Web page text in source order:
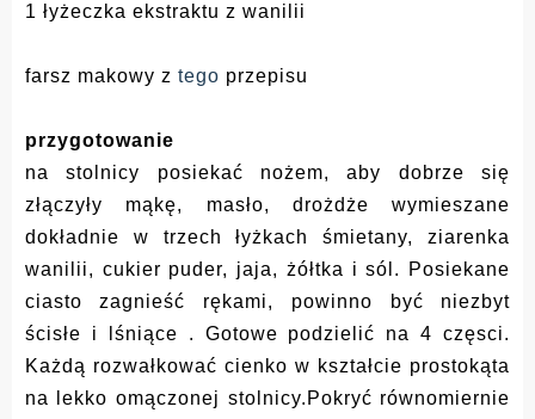
1 łyżeczka ekstraktu z wanilii
farsz makowy z tego przepisu
przygotowanie
na stolnicy posiekać nożem, aby dobrze się
złączyły mąkę, masło, drożdże wymieszane
dokładnie w trzech łyżkach śmietany, ziarenka
wanilii, cukier puder, jaja, żółtka i sól. Posiekane
ciasto zagnieść rękami, powinno być niezbyt
ścisłe i lśniące . Gotowe podzielić na 4 częsci.
Każdą rozwałkować cienko w kształcie prostokąta
na lekko omączonej stolnicy.Pokryć równomiernie